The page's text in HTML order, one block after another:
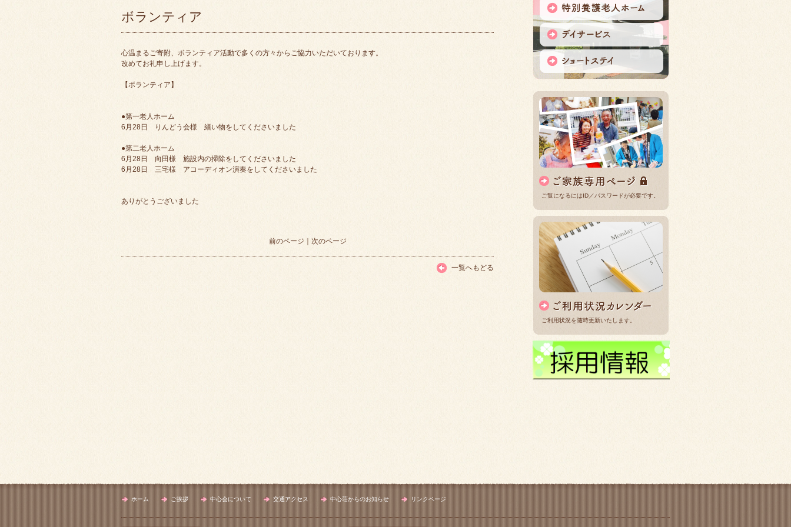
ボランティア
心温まるご寄附、ボランティア活動で多くの方々からご協力いただいております。
改めてお礼申し上げます。
【ボランティア】
●第一老人ホーム
6月28日 りんどう会様 繕い物をしてくださいました
●第二老人ホーム
6月28日 向田様 施設内の掃除をしてくださいました
6月28日 三宅様 アコーディオン演奏をしてくださいました
ありがとうございました
前のページ 次のページ
一覧へもどる
ご覧になるにはID／パスワードが必要です。
ご利用状況を随時更新いたします。
ホーム ご挨拶 中心会について 交通アクセス 中心荘からのお知らせ リンクページ